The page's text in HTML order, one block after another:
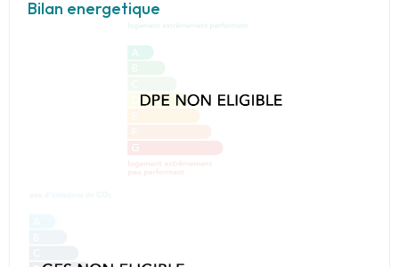
Bilan energetique